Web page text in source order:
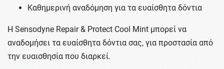
Καθημερινή αναδόμηση για τα ευαίσθητα δόντια
Η Sensodyne Repair & Protect Cool Mint μπορεί να
αναδομήσει τα ευαίσθητα δόντια σας, για προστασία από
την ευαισθησία που διαρκεί.